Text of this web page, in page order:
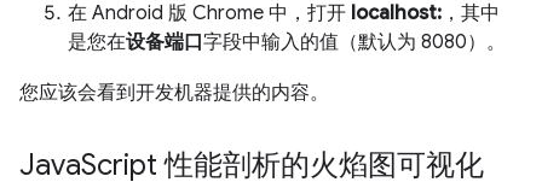
在 Android 版 Chrome 中，打开 localhost: ，其中
是您在设备端口 字段中输入的值（默认为 8080）。
您应该会看到开发机器提供的内容。
JavaScript 性能剖析的火焰图可视化